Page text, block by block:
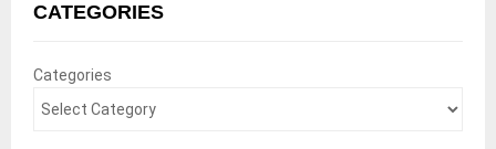
CATEGORIES
Categories